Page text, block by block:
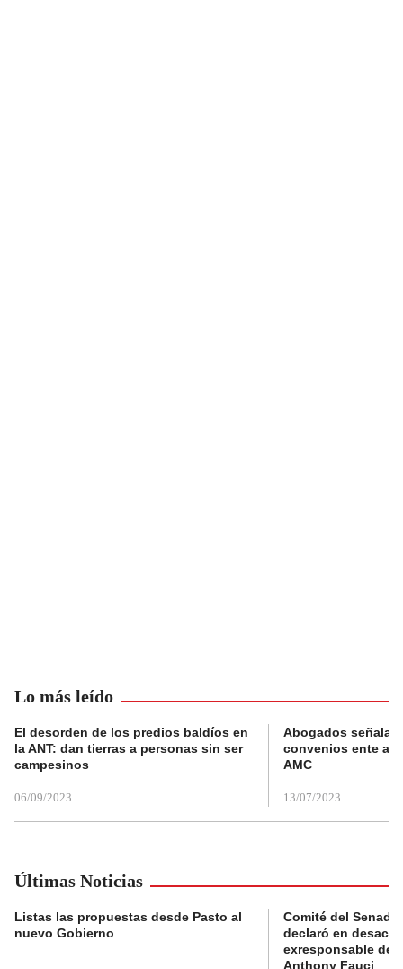
Lo más leído
El desorden de los predios baldíos en
la ANT: dan tierras a personas sin ser
campesinos
06/09/2023
Abogados
convenios ente
AMC
13/07/2023
Últimas Noticias
Listas las propuestas desde Pasto al
nuevo Gobierno
Comité del Senado
declaró en
exresponsable de
Anthony Fauci